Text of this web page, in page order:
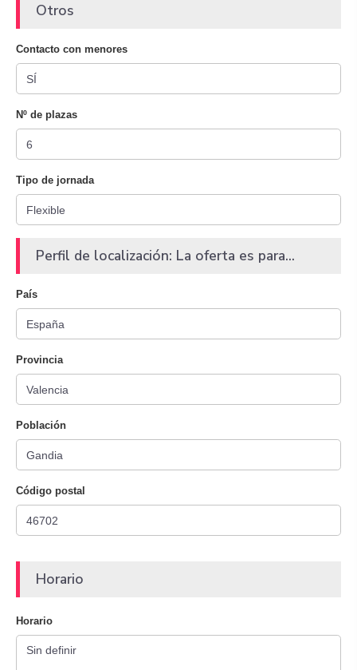
Otros
Contacto con menores
Nº de plazas
Tipo de jornada
Perfil de localización: La oferta es para...
País
Provincia
Población
Código postal
Horario
Horario